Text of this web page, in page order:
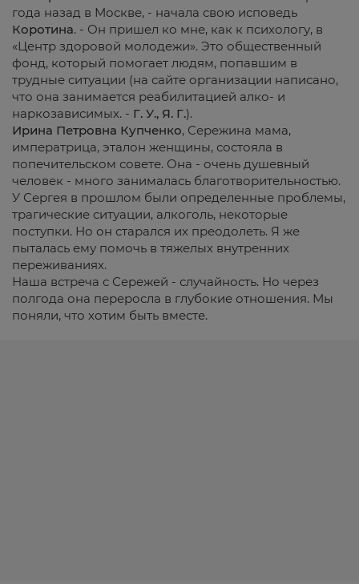
года назад в Москве, - начала свою исповедь
Коротина. - Он пришел ко мне, как к психологу, в
«Центр здоровой молодежи». Это общественный
фонд, который помогает людям, попавшим в
трудные ситуации (на сайте организации написано,
что она занимается реабилитацией алко- и
наркозависимых. - Г. У., Я. Г.).
Ирина Петровна Купченко, Сережина мама,
императрица, эталон женщины, состояла в
попечительском совете. Она - очень душевный
человек - много занималась благотворительностью.
У Сергея в прошлом были определенные проблемы,
трагические ситуации, алкоголь, некоторые
поступки. Но он старался их преодолеть. Я же
пыталась ему помочь в тяжелых внутренних
переживаниях.
Наша встреча с Сережей - случайность. Но через
полгода она переросла в глубокие отношения. Мы
поняли, что хотим быть вместе.